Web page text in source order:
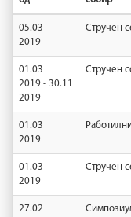
05.03
2019
Стручен
01.03
2019 - 30.11
2019
Стручен
01.03
2019
01.03
2019
Стручен
27.02